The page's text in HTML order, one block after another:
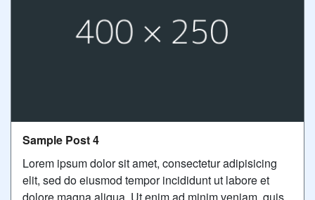
Sample Post 4
Lorem ipsum dolor sit amet, consectetur adipisicing
elit, sed do eiusmod tempor incididunt ut labore et